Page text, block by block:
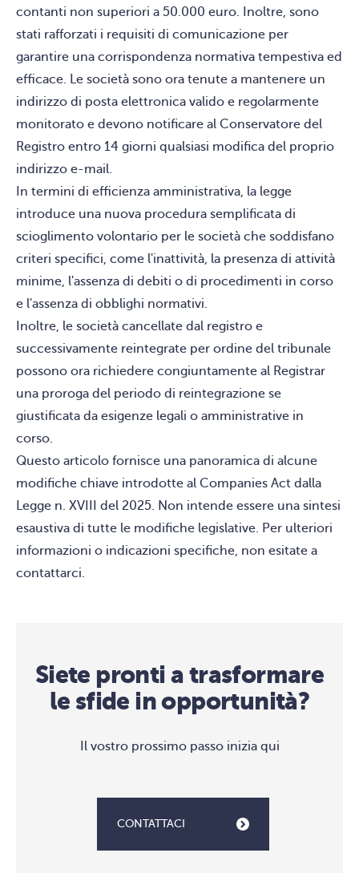
contanti non superiori a 50.000 euro. Inoltre, sono
stati rafforzati i requisiti di comunicazione per
garantire una corrispondenza normativa tempestiva ed
efficace. Le società sono ora tenute a mantenere un
indirizzo di posta elettronica valido e regolarmente
monitorato e devono notificare al Conservatore del
Registro entro 14 giorni qualsiasi modifica del proprio
indirizzo e-mail.
In termini di efficienza amministrativa, la legge
introduce una nuova procedura semplificata di
scioglimento volontario per le società che soddisfano
criteri specifici, come l'inattività, la presenza di attività
minime, l'assenza di debiti o di procedimenti in corso
e l'assenza di obblighi normativi.
Inoltre, le società cancellate dal registro e
successivamente reintegrate per ordine del tribunale
possono ora richiedere congiuntamente al Registrar
una proroga del periodo di reintegrazione se
giustificata da esigenze legali o amministrative in
corso.
Questo articolo fornisce una panoramica di alcune
modifiche chiave introdotte al Companies Act dalla
Legge n. XVIII del 2025. Non intende essere una sintesi
esaustiva di tutte le modifiche legislative. Per ulteriori
informazioni o indicazioni specifiche, non esitate a
contattarci.
Siete pronti a trasformare
le sfide in opportunità?
Il vostro prossimo passo inizia qui
CONTATTACI